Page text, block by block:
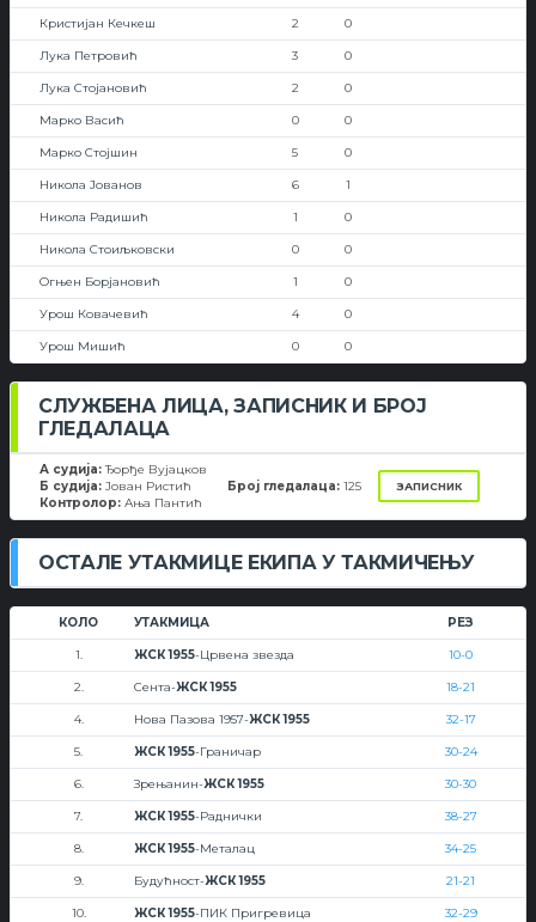
Кристијан Кечкеш 2 0
Лука Петровић 3 0
Лука Стојановић 2 0
Марко Васић 0 0
Марко Стојшин 5 0
Никола Јованов 6 1
Никола Радишић 1 0
Никола Стоиљковски 0 0
Огњен Борјановић 1 0
Урош Ковачевић 4 0
Урош Мишић 0 0
СЛУЖБЕНА ЛИЦА, ЗАПИСНИК И БРОЈ
ГЛЕДАЛАЦА
А судија:Ђорђе Вујацков
Б судија: Јован Ристић
Контролор: Ања Пантић
Број гледалаца: 125 ЗАПИСНИК
ОСТАЛЕ УТАКМИЦЕ ЕКИПА У ТАКМИЧЕЊУ
КОЛО УТАКМИЦА РЕЗ
1. ЖСК 1955-Црвена звезда 10-0
2. Сента-ЖСК 1955 18-21
4. Нова Пазова 1957-ЖСК 1955 32-17
5. ЖСК 1955-Граничар 30-24
6. Зрењанин-ЖСК 1955 30-30
7. ЖСК 1955-Раднички 38-27
8. ЖСК 1955-Металац 34-25
9. Будућност-ЖСК 1955 21-21
10. ЖСК 1955-ПИК Пригревица 32-29